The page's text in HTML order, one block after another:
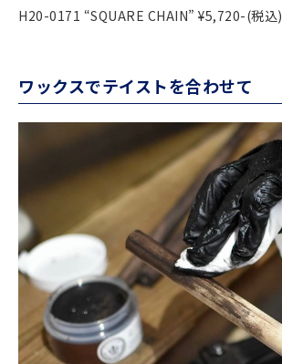
H20-0171 “SQUARE CHAIN” ¥5,720-(税込)
ワックスでテイストを合わせて